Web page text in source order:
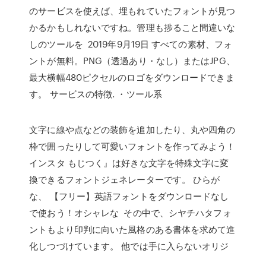
のサービスを使えば、埋もれていたフォントが見つ
かるかもしれないですね。管理も捗ること間違いな
しのツールを 2019年9月19日 すべての素材、フォ
ントが無料。PNG（透過あり・なし）またはJPG、
最大横幅480ピクセルのロゴをダウンロードできま
す。 サービスの特徴. ・ツール系
文字に線や点などの装飾を追加したり、丸や四角の
枠で囲ったりして可愛いフォントを作ってみよう！
インスタ もじつく』は好きな文字を特殊文字に変
換できるフォントジェネレーターです。 ひらが
な、 【フリー】英語フォントをダウンロードなし
で使おう！オシャレな その中で、シヤチハタフォ
ントもより印判に向いた風格のある書体を求めて進
化しつづけています。 他では手に入らないオリジ